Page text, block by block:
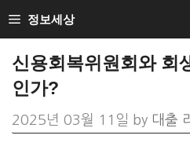
Skip
to
content
정보세상
신용회복위원회와 회
인가?
2025년 03월 11일 by 대출